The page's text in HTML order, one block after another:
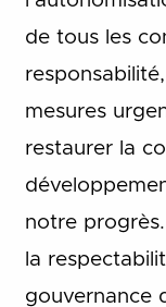
de tous les
mesures
restaurer la
notre
la
gouvernance